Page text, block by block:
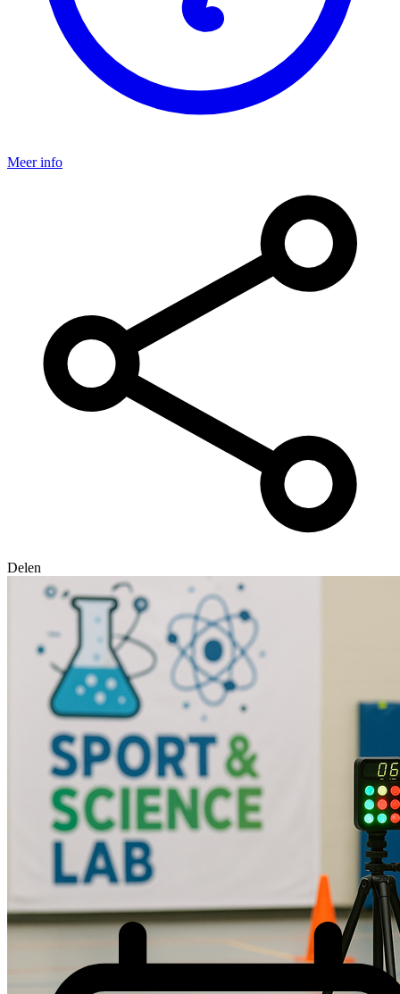
Meer info
Delen